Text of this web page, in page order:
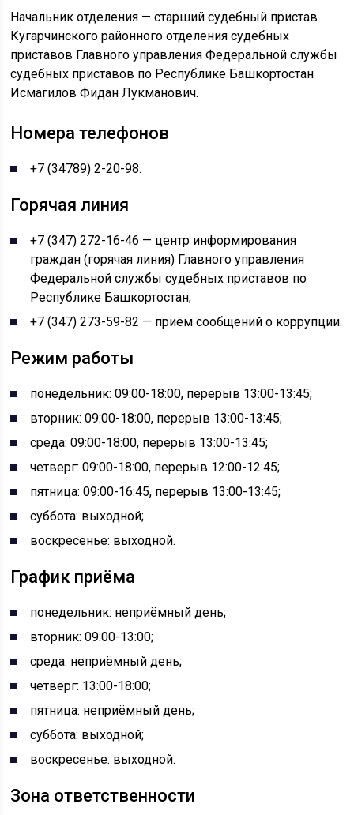
Начальник отделения — старший судебный пристав
Кугарчинского районного отделения судебных
приставов Главного управления Федеральной службы
судебных приставов по Республике Башкортостан
Исмагилов Фидан Лукманович.
Номера телефонов
+7 (34789) 2-20-98.
Горячая линия
+7 (347) 272-16-46 — центр информирования
граждан (горячая линия) Главного управления
Федеральной службы судебных приставов по
Республике Башкортостан;
+7 (347) 273-59-82 — приём сообщений о коррупции.
Режим работы
понедельник: 09:00-18:00, перерыв 13:00-13:45;
вторник: 09:00-18:00, перерыв 13:00-13:45;
среда: 09:00-18:00, перерыв 13:00-13:45;
четверг: 09:00-18:00, перерыв 12:00-12:45;
пятница: 09:00-16:45, перерыв 13:00-13:45;
суббота: выходной;
воскресенье: выходной.
График приёма
понедельник: неприёмный день;
вторник: 09:00-13:00;
среда: неприёмный день;
четверг: 13:00-18:00;
пятница: неприёмный день;
суббота: выходной;
воскресенье: выходной.
Зона ответственности